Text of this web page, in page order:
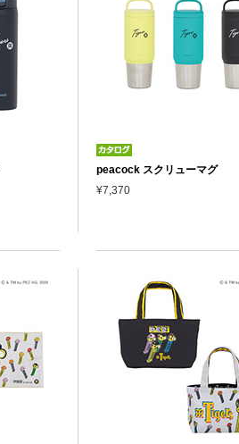
peacock スクリューマグ
¥7,370